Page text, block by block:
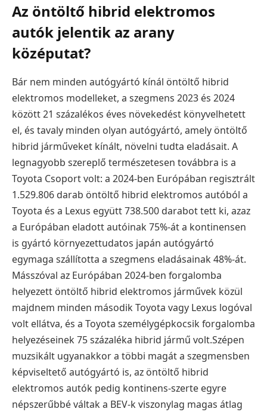
Az öntöltő hibrid elektromos
autók jelentik az arany
középutat?
Bár nem minden autógyártó kínál öntöltő hibrid
elektromos modelleket, a szegmens 2023 és 2024
között 21 százalékos éves növekedést könyvelhetett
el, és tavaly minden olyan autógyártó, amely öntöltő
hibrid járműveket kínált, növelni tudta eladásait. A
legnagyobb szereplő természetesen továbbra is a
Toyota Csoport volt: a 2024-ben Európában regisztrált
1.529.806 darab öntöltő hibrid elektromos autóból a
Toyota és a Lexus együtt 738.500 darabot tett ki, azaz
a Európában eladott autóinak 75%-át a kontinensen
is gyártó környezettudatos japán autógyártó
egymaga szállította a szegmens eladásainak 48%-át.
Másszóval az Európában 2024-ben forgalomba
helyezett öntöltő hibrid elektromos járművek közül
majdnem minden második Toyota vagy Lexus logóval
volt ellátva, és a Toyota személygépkocsik forgalomba
helyezéseinek 75 százaléka hibrid jármű volt.Szépen
muzsikált ugyanakkor a többi magát a szegmensben
képviseltető autógyártó is, az öntöltő hibrid
elektromos autók pedig kontinens-szerte egyre
népszerűbbé váltak a BEV-k viszonylag magas átlag